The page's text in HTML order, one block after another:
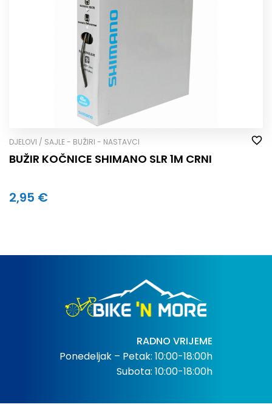
DJELOVI / SAJLE - BUŽIRI - NASTAVCI
BUŽIR KOČNICE SHIMANO SLR 1M CRNI
2,95 €
RADNO VRIJEME
Ponedeljak – Petak: 10:00-18:00h
Subota: 10:00-18:00h